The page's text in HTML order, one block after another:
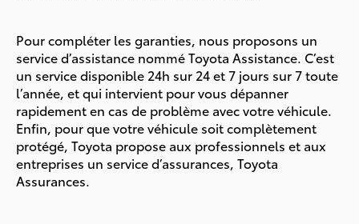
Pour compléter les garanties, nous proposons un
service d’assistance nommé Toyota Assistance. C’est
un service disponible 24h sur 24 et 7 jours sur 7 toute
l’année, et qui intervient pour vous dépanner
rapidement en cas de problème avec votre véhicule.
Enfin, pour que votre véhicule soit complètement
protégé, Toyota propose aux professionnels et aux
entreprises un service d’assurances, Toyota
Assurances.